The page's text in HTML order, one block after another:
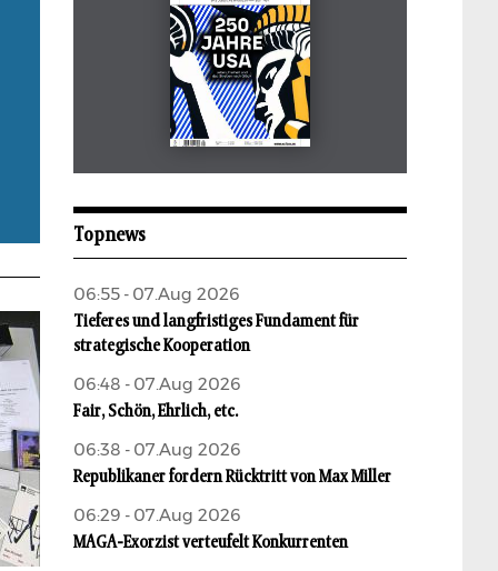
Mai 2026
Topnews
06:55 - 07.Aug 2026
Tieferes und langfristiges Fundament für
strategische Kooperation
06:48 - 07.Aug 2026
Fair, Schön, Ehrlich, etc.
06:38 - 07.Aug 2026
Republikaner fordern Rücktritt von Max Miller
06:29 - 07.Aug 2026
MAGA-Exorzist verteufelt Konkurrenten